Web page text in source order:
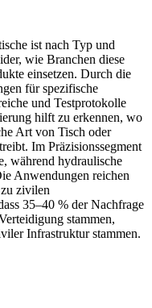
ist nach Typ und
wie Branchen diese
einsetzen. Durch die
für spezifische
und Testprotokolle
hilft zu erkennen, wo
Art von Tisch oder
Im Präzisionssegment
während hydraulische
Anwendungen reichen
zivilen
35–40 % der Nachfrage
stammen,
Infrastruktur stammen.